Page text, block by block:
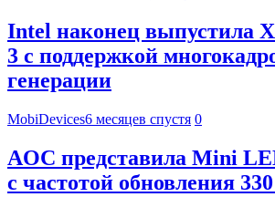
Intel наконец выпустила
3 с поддержкой
генерации
MobiDevices6 месяцев спустя 0
AOC представила Mini
с частотой обновления